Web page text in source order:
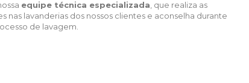
equipe técnica especializada , que realiza as
nas lavanderias dos nossos clientes e aconselha durante
de lavagem.